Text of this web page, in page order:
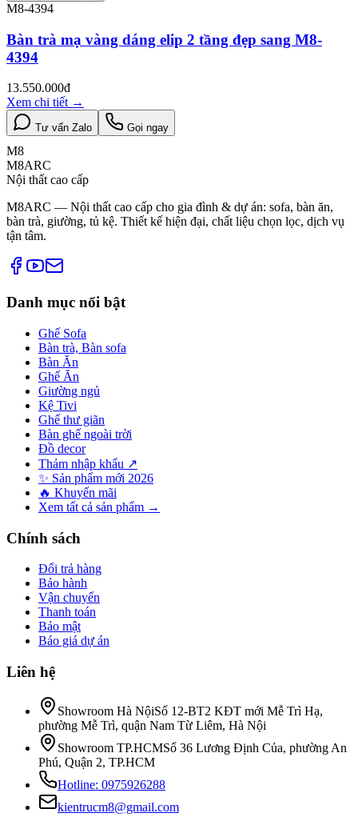
M8-4394
Bàn trà mạ vàng dáng elip 2 tầng đẹp sang M8-
4394
13.550.000đ
Xem chi tiết →
Tư vấn Zalo Gọi ngay
M8
M8ARC
Nội thất cao cấp
M8ARC — Nội thất cao cấp cho gia đình & dự án: sofa, bàn ăn,
bàn trà, giường, tủ kệ. Thiết kế hiện đại, chất liệu chọn lọc, dịch vụ
tận tâm.
Danh mục nổi bật
Ghế Sofa
Bàn trà, Bàn sofa
Bàn Ăn
Ghế Ăn
Giường ngủ
Kệ Tivi
Ghế thư giãn
Bàn ghế ngoài trời
Đồ decor
Thảm nhập khẩu ↗
✨ Sản phẩm mới 2026
🔥 Khuyến mãi
Xem tất cả sản phẩm →
Chính sách
Đổi trả hàng
Bảo hành
Vận chuyển
Thanh toán
Bảo mật
Báo giá dự án
Liên hệ
Showroom Hà NộiSố 12-BT2 KĐT mới Mễ Trì Hạ,
phường Mễ Trì, quận Nam Từ Liêm, Hà Nội
Showroom TP.HCMSố 36 Lương Định Của, phường An
Phú, Quận 2, TP.HCM
Hotline: 0975926288
kientrucm8@gmail.com